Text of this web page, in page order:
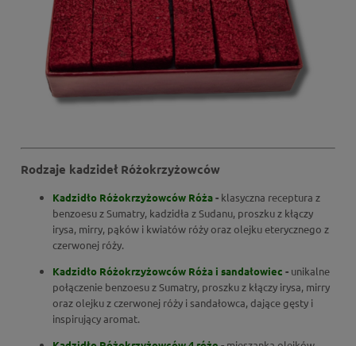
Rodzaje kadzideł Różokrzyżowców
Kadzidło Różokrzyżowców Róża- klasyczna receptura z
benzoesu z Sumatry, kadzidła z Sudanu, proszku z kłączy
irysa, mirry, pąków i kwiatów róży oraz olejku eterycznego z
czerwonej róży.
Kadzidło Różokrzyżowców Róża i sandałowiec - unikalne
połączenie benzoesu z Sumatry, proszku z kłączy irysa, mirry
oraz olejku z czerwonej róży i sandałowca, dające gęsty i
inspirujący aromat.